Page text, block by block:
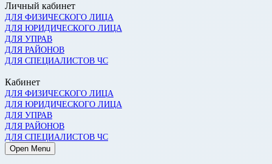
Личный кабинет
ДЛЯ ФИЗИЧЕСКОГО ЛИЦА
ДЛЯ ЮРИДИЧЕСКОГО ЛИЦА
ДЛЯ УПРАВ
ДЛЯ РАЙОНОВ
ДЛЯ СПЕЦИАЛИСТОВ ЧС
Кабинет
ДЛЯ ФИЗИЧЕСКОГО ЛИЦА
ДЛЯ ЮРИДИЧЕСКОГО ЛИЦА
ДЛЯ УПРАВ
ДЛЯ РАЙОНОВ
ДЛЯ СПЕЦИАЛИСТОВ ЧС
Open Menu